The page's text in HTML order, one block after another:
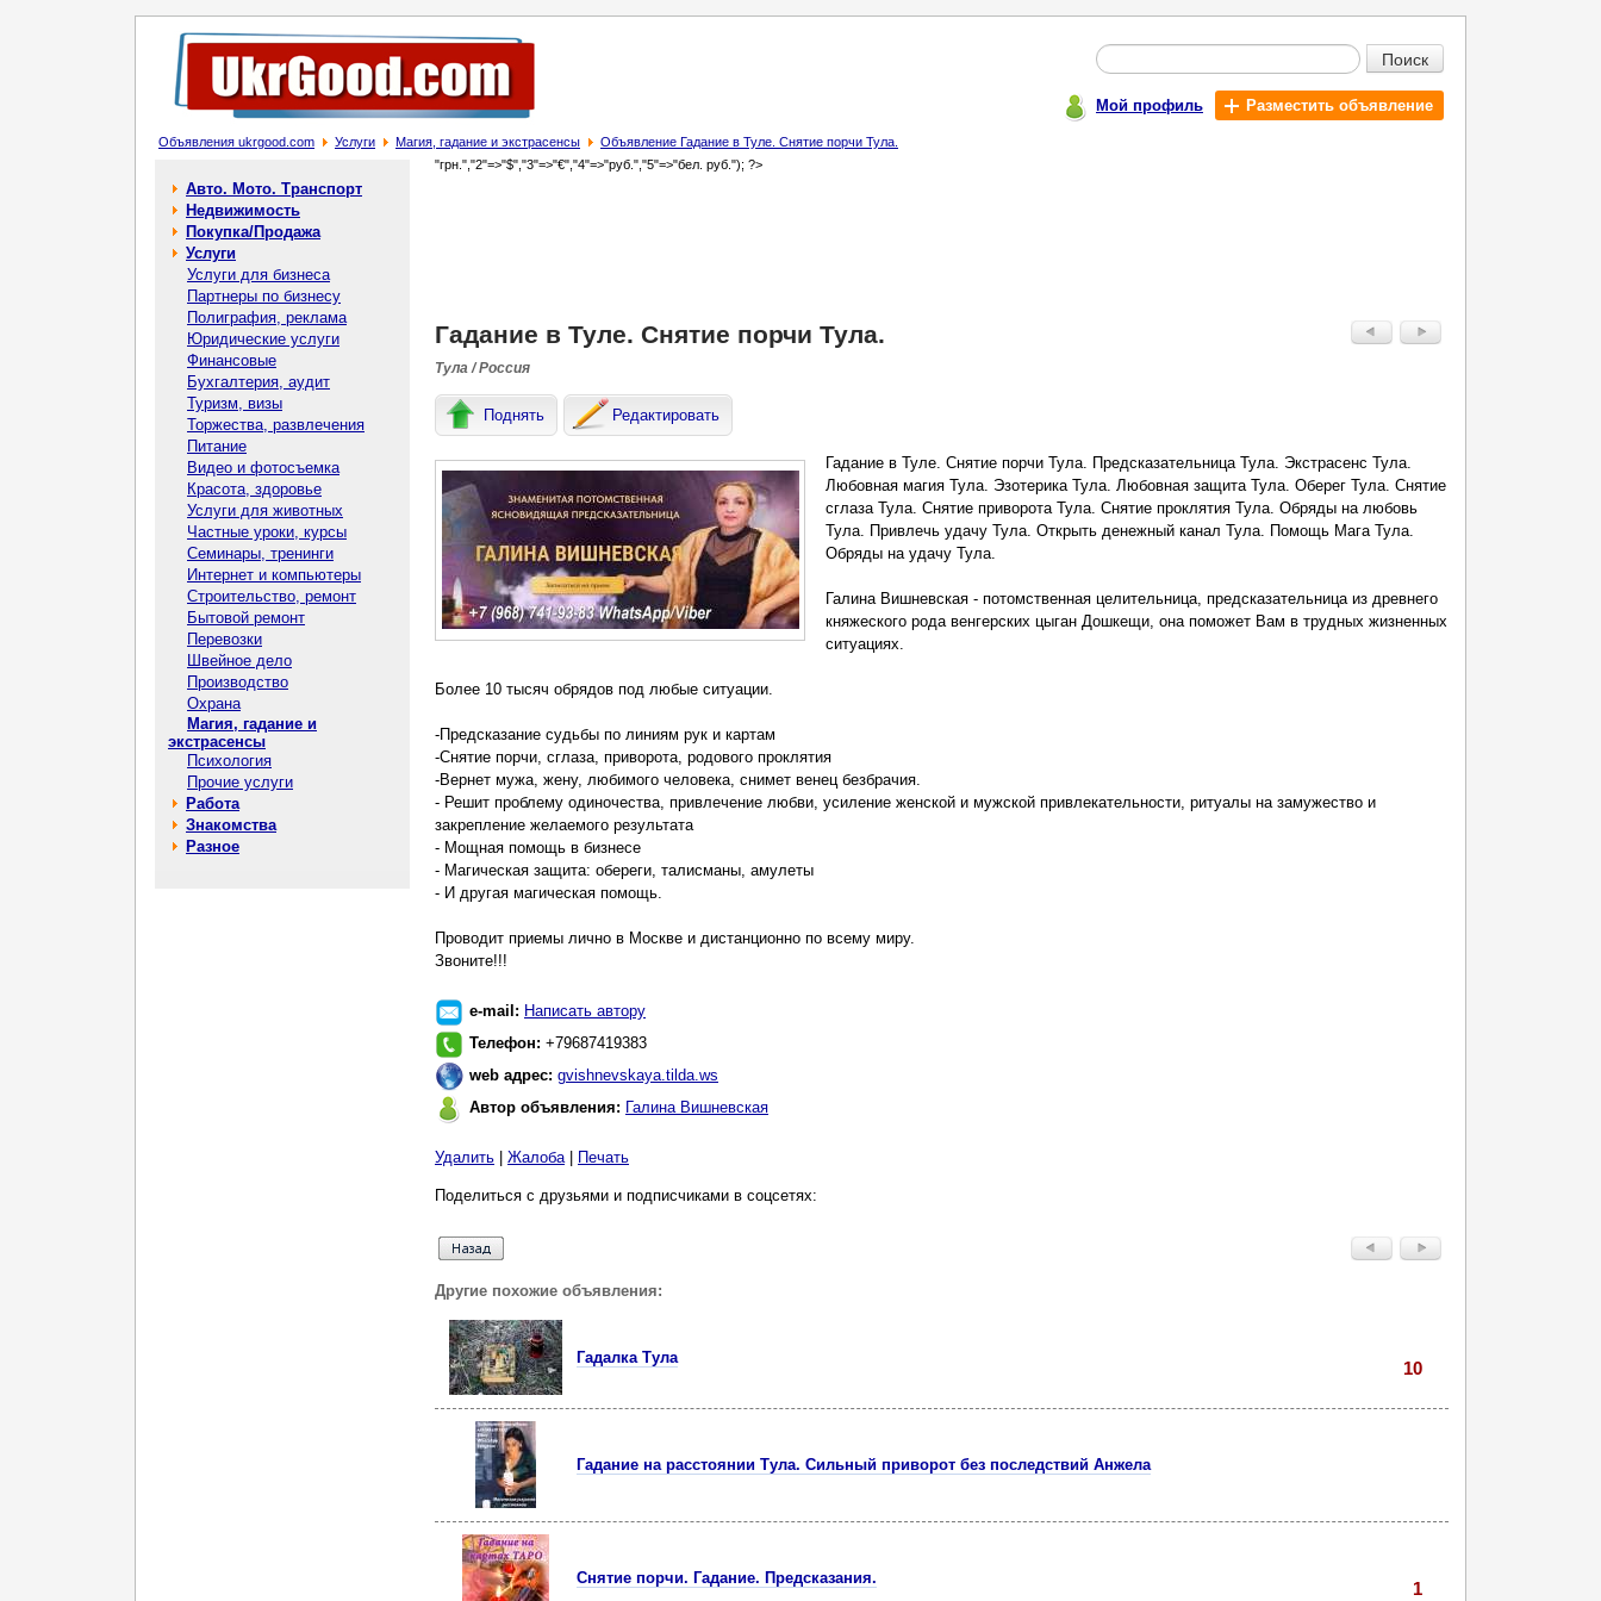
Поиск
Мой профиль Разместить объявление
Объявления ukrgood.com Услуги Магия, гадание и экстрасенсы Объявление Гадание в Туле. Снятие порчи Тула.
Авто. Мото. Транспорт
Недвижимость
Покупка/Продажа
Услуги
Услуги для бизнеса
Партнеры по бизнесу
Полиграфия, реклама
Юридические услуги
Финансовые
Бухгалтерия, аудит
Туризм, визы
Торжества, развлечения
Питание
Видео и фотосъемка
Красота, здоровье
Услуги для животных
Частные уроки, курсы
Семинары, тренинги
Интернет и компьютеры
Строительство, ремонт
Бытовой ремонт
Перевозки
Швейное дело
Производство
Охрана
Магия, гадание и
экстрасенсы
Психология
Прочие услуги
Работа
Знакомства
Разное
"грн.","2"=>"$","3"=>"€","4"=>"руб.","5"=>"бел. руб."); ?>
Гадание в Туле. Снятие порчи Тула.
Тула / Россия
Поднять Редактировать
Гадание в Туле. Снятие порчи Тула. Предсказательница Тула. Экстрасенс Тула.
Любовная магия Тула. Эзотерика Тула. Любовная защита Тула. Оберег Тула. Снятие
сглаза Тула. Снятие приворота Тула. Снятие проклятия Тула. Обряды на любовь
Тула. Привлечь удачу Тула. Открыть денежный канал Тула. Помощь Мага Тула.
Обряды на удачу Тула.
Галина Вишневская - потомственная целительница, предсказательница из древнего
княжеского рода венгерских цыган Дошкещи, она поможет Вам в трудных жизненных
ситуациях.
Более 10 тысяч обрядов под любые ситуации.
-Предсказание судьбы по линиям рук и картам
-Снятие порчи, сглаза, приворота, родового проклятия
-Вернет мужа, жену, любимого человека, снимет венец безбрачия.
- Решит проблему одиночества, привлечение любви, усиление женской и мужской привлекательности, ритуалы на замужество и
закрепление желаемого результата
- Мощная помощь в бизнесе
- Магическая защита: обереги, талисманы, амулеты
- И другая магическая помощь.
Проводит приемы лично в Москве и дистанционно по всему миру.
Звоните!!!
e-mail: Написать автору
Телефон: +79687419383
web адрес: gvishnevskaya.tilda.ws
Автор объявления: Галина Вишневская
Удалить Жалоба| Печать
Поделиться с друзьями и подписчиками в соцсетях:
Другие похожие объявления:
Гадалка Тула
10
Гадание на расстоянии Тула. Сильный приворот без последствий Анжела
Снятие порчи. Гадание. Предсказания.
1